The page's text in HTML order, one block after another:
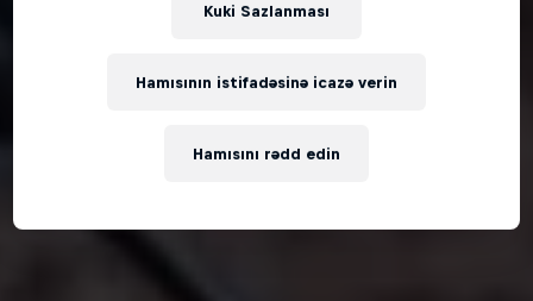
Kuki Sazlanması
Hamısını rədd edin
Hamısının istifadəsinə icazə verin